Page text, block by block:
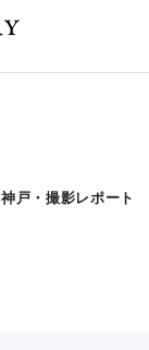
神戸・撮影レポート